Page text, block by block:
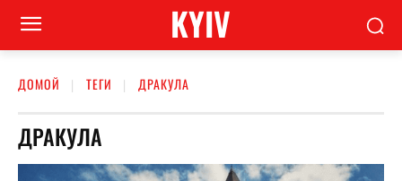
KYIV
ДОМОЙ ТЕГИ ДРАКУЛА
ДРАКУЛА